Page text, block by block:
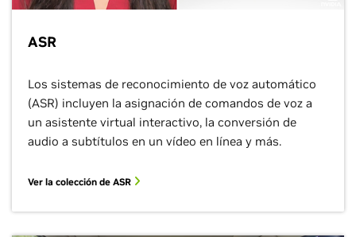
ASR
Los sistemas de reconocimiento de voz automático
(ASR) incluyen la asignación de comandos de voz a
un asistente virtual interactivo, la conversión de
audio a subtítulos en un vídeo en línea y más.
Ver la colección de ASR